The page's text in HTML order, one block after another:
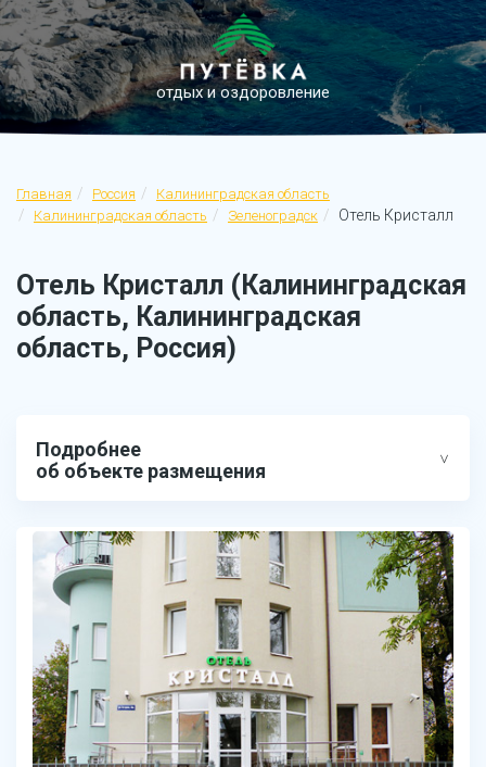
отдых и оздоровление
Главная Россия
Калининградская область
Калининградская область
Зеленоградск Отель Кристалл
Отель Кристалл (Калининградская
область, Калининградская
область, Россия)
Подробнее
об объекте размещения